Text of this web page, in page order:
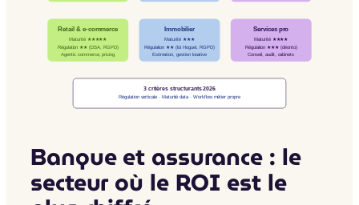
Retail & e-commerce
Maturité ★★★★★
Régulation ★★ (DSA, RGPD)
Agentic commerce, pricing
Immobilier
Maturité ★★★
Régulation ★★ (loi Hoguet, RGPD)
Estimation, gestion locative
Services pro
Maturité ★★★★
Régulation ★★★ (déonto)
Conseil, audit, cabinets
3 critères structurants 2026
Régulation verticale · Maturité data · Workflow métier propre
Banque et assurance : le
secteur où le ROI est le